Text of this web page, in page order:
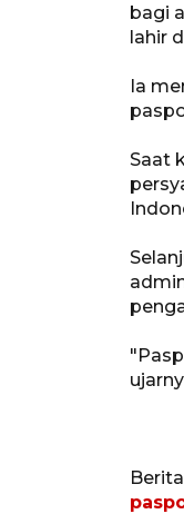
bagi
lahir
Ia
Saat